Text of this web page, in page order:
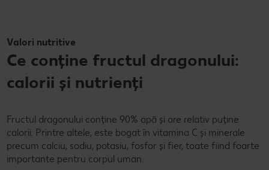
Valori nutritive
Ce conține fructul dragonului:
calorii și nutrienți
Fructul dragonului conține 90% apă și are relativ puține
calorii. Printre altele, este bogat în vitamina C și minerale
precum calciu, sodiu, potasiu, fosfor și fier, toate fiind foarte
importante pentru corpul uman.